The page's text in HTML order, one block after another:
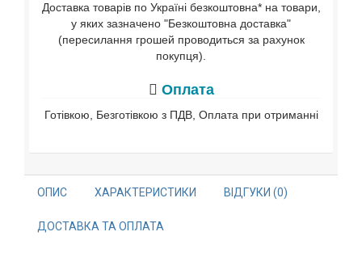
Доставка товарів по Україні безкоштовна* на товари,
у яких зазначено "Безкоштовна доставка"
(пересилання грошей проводиться за рахунок
покупця).
Оплата
Готівкою, Безготівкою з ПДВ, Оплата при отриманні
ОПИС ХАРАКТЕРИСТИКИ ВІДГУКИ (0)
ДОСТАВКА ТА ОПЛАТА